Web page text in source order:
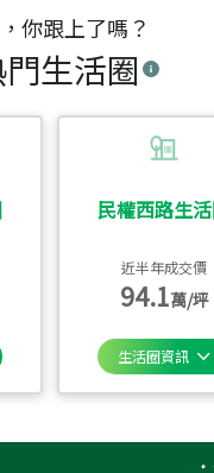
你跟上了嗎？
生活圈
民權西路生
近半年成交價
94.1萬/坪
生活圈資訊
✦✦信